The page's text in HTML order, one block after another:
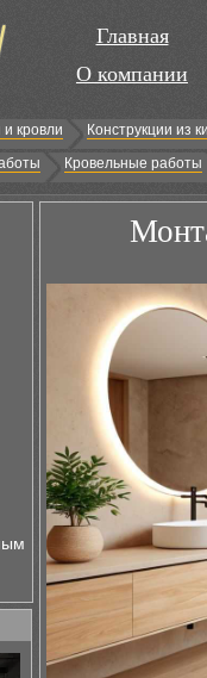
Главная
О компании
кровли
Конструкции из
Кровельные работы